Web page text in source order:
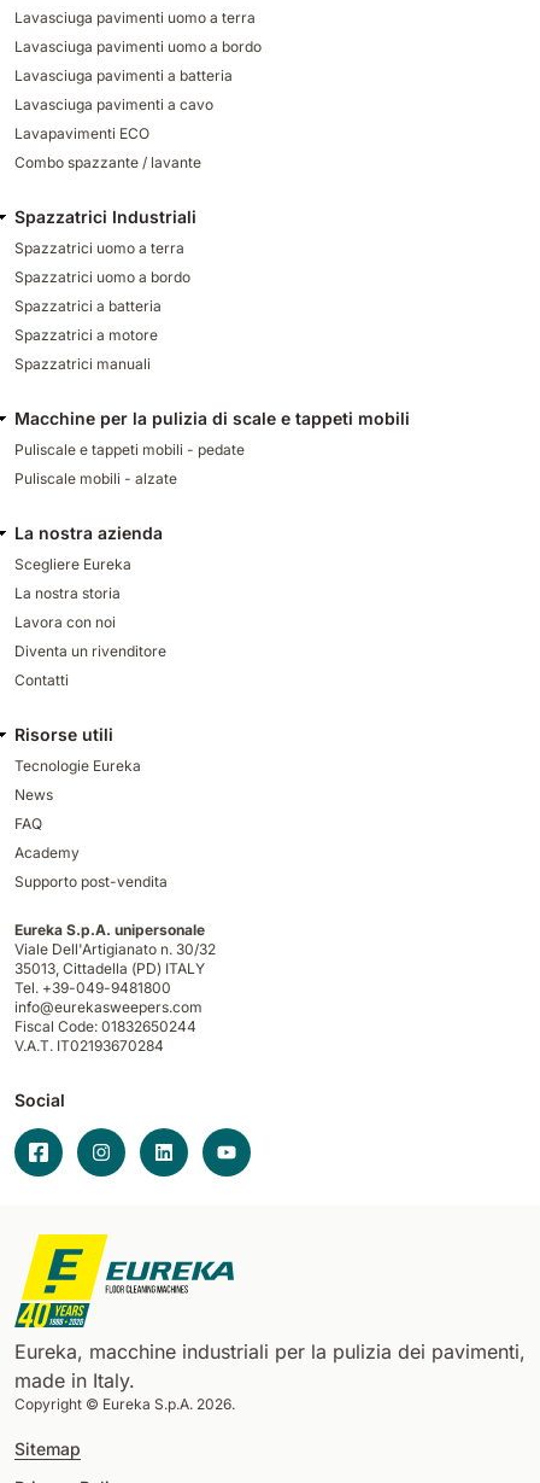
Lavasciuga pavimenti uomo a terra
Lavasciuga pavimenti uomo a bordo
Lavasciuga pavimenti a batteria
Lavasciuga pavimenti a cavo
Lavapavimenti ECO
Combo spazzante / lavante
Spazzatrici Industriali
Spazzatrici uomo a terra
Spazzatrici uomo a bordo
Spazzatrici a batteria
Spazzatrici a motore
Spazzatrici manuali
Macchine per la pulizia di scale e tappeti mobili
Puliscale e tappeti mobili - pedate
Puliscale mobili - alzate
La nostra azienda
Scegliere Eureka
La nostra storia
Lavora con noi
Diventa un rivenditore
Contatti
Risorse utili
Tecnologie Eureka
News
FAQ
Academy
Supporto post-vendita
Eureka S.p.A. unipersonale
Viale Dell'Artigianato n. 30/32
35013, Cittadella (PD) ITALY
Tel. +39-049-9481800
info@eurekasweepers.com
Fiscal Code: 01832650244
V.A.T. IT02193670284
Social
Eureka, macchine industriali per la pulizia dei pavimenti,
made in Italy.
Copyright © Eureka S.p.A. 2026.
Sitemap